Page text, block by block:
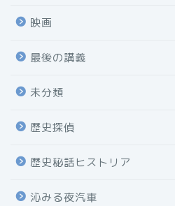
映画
最後の講義
未分類
歴史探偵
歴史秘話ヒストリア
沁みる夜汽車